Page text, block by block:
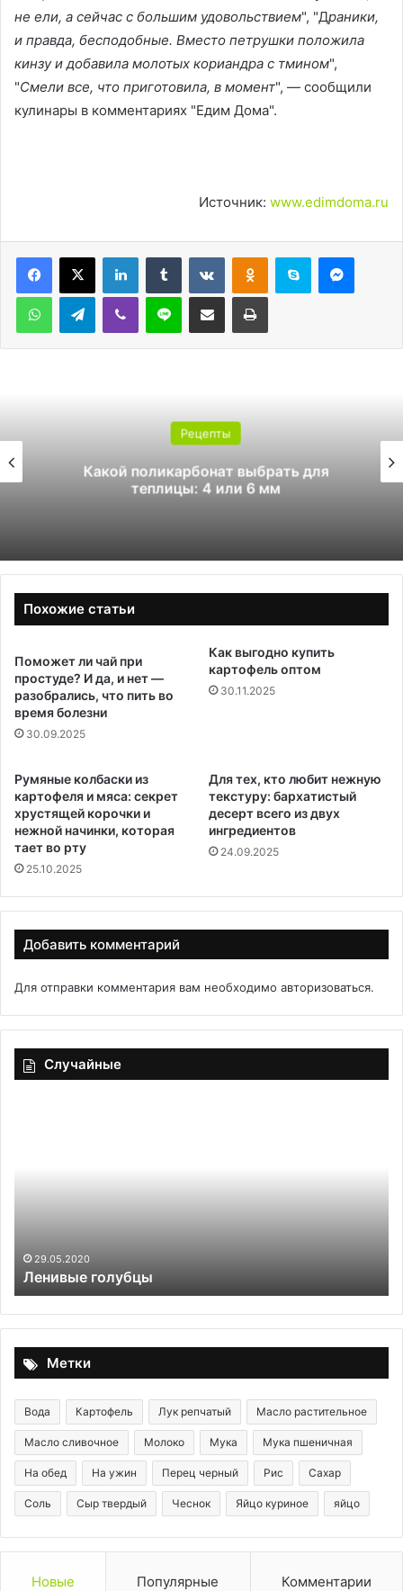
не ели, а сейчас с большим удовольствием", "Драники,
и правда, бесподобные. Вместо петрушки положила
кинзу и добавила молотых кориандра с тмином",
"Смели все, что приготовила, в момент", — сообщили
кулинары в комментариях "Едим Дома".
Источник: www.edimdoma.ru
LinkedInTumblr ВконтактеОдноклассники
Skype
WhatsAppTelegramViber Line Поделиться через электронную почту Печатать
Рецепты
Какой поликарбонат выбрать для
теплицы: 4 или 6 мм
Похожие статьи
Поможет ли чай при
простуде? И да, и нет —
разобрались, что пить во
время болезни
30.09.2025
Как выгодно купить
картофель оптом
30.11.2025
Румяные колбаски из
картофеля и мяса: секрет
хрустящей корочки и
нежной начинки, которая
тает во рту
25.10.2025
Для тех, кто любит нежную
текстуру: бархатистый
десерт всего из двух
ингредиентов
24.09.2025
Добавить комментарий
Для отправки комментария вам необходимо авторизоваться.
Случайные
29.05.2020
Ленивые голубцы
Метки
Вода Картофель Лук репчатый Масло растительное
Масло сливочное Молоко Мука Мука пшеничная
На обед На ужин Перец черный Рис Сахар
Соль Сыр твердый Чеснок Яйцо куриное яйцо
Новые Популярные Комментарии